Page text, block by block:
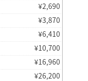
¥2,690
¥3,870
¥6,410
¥10,700
¥16,960
¥26,200